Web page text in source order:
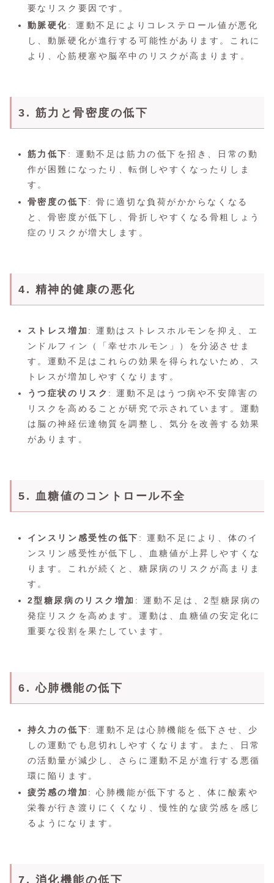
要なリスク要因です。
動脈硬化: 運動不足によりコレステロール値が悪化
し、動脈硬化が進行する可能性があります。これに
より、心筋梗塞や脳卒中のリスクが高まります。
3. 筋力と骨密度の低下
筋力低下 : 運動不足は筋力の低下を招き、日常の動
作が困難になったり、転倒しやすくなったりしま
す。
骨密度の低下: 骨に適切な負荷がかからなくなる
と、骨密度が低下し、骨折しやすくなる骨粗しょう
症のリスクが増大します。
4. 精神的健康の悪化
ストレス増加 : 運動はストレスホルモンを抑え、エ
ンドルフィン（「幸せホルモン」）を分泌させま
す。運動不足はこれらの効果を得られないため、ス
トレスが増加しやすくなります。
うつ症状のリスク : 運動不足はうつ病や不安障害の
リスクを高めることが研究で示されています。運動
は脳の神経伝達物質を調整し、気分を改善する効果
があります。
5. 血糖値のコントロール不全
インスリン感受性の低下 : 運動不足により、体のイ
ンスリン感受性が低下し、血糖値が上昇しやすくな
ります。これが続くと、糖尿病のリスクが高まりま
す。
2型糖尿病のリスク増加 : 運動不足は、2型糖尿病の
発症リスクを高めます。運動は、血糖値の安定化に
重要な役割を果たしています。
6. 心肺機能の低下
持久力の低下: 運動不足は心肺機能を低下させ、少
しの運動でも息切れしやすくなります。また、日常
の活動量が減少し、さらに運動不足が進行する悪循
環に陥ります。
疲労感の増加 : 心肺機能が低下すると、体に酸素や
栄養が行き渡りにくくなり、慢性的な疲労感を感じ
るようになります。
7. 消化機能の低下